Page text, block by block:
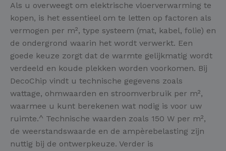
Als u overweegt om elektrische vloerverwarming te
kopen, is het essentieel om te letten op factoren als
vermogen per m², type systeem (mat, kabel, folie) en
de ondergrond waarin het wordt verwerkt. Een
goede keuze zorgt dat de warmte gelijkmatig wordt
verdeeld en koude plekken worden voorkomen. Bij
DecoChip vindt u technische gegevens zoals
wattage, ohmwaarden en stroomverbruik per m²,
waarmee u kunt berekenen wat nodig is voor uw
ruimte.^ Technische waarden zoals 150 W per m²,
de weerstandswaarde en de ampèrebelasting zijn
nuttig bij de ontwerpkeuze. Verder is